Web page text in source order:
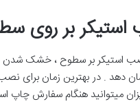
استیکر بر روی
استیکر بر سطوح ، خشک شدن
دهد . در بهترین زمان
میتوانید هنگام سفارش چاپ